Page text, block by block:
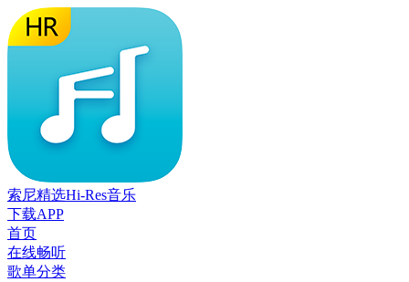
索尼精选Hi-Res音乐
下载APP
首页
在线畅听
歌单分类